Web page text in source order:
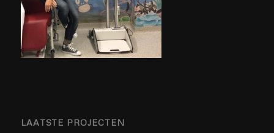
LAATSTE PROJECTEN